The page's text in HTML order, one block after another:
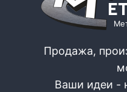
Продажа,
Ваши идеи -